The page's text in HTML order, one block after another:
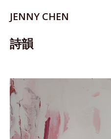
JENNY CHEN
詩韻